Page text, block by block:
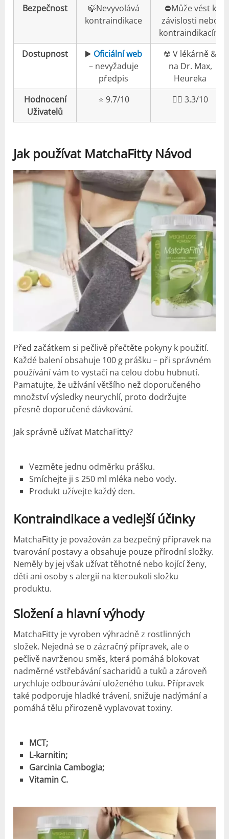
Bezpečnost
🍃Nevyvolává
kontraindikace
⛔️Může vést k
závislosti nebo
kontraindikacím
Dostupnost
▶️ Oficiální web
– nevyžaduje
předpis
☢️ V lékárně &
na Dr. Max,
Heureka
Hodnocení
Uživatelů
⭐️ 9.7/10 👎🏼 3.3/10
Jak používat MatchaFitty Návod
Před začátkem si pečlivě přečtěte pokyny k použití.
Každé balení obsahuje 100 g prášku – při správném
používání vám to vystačí na celou dobu hubnutí.
Pamatujte, že užívání většího než doporučeného
množství výsledky neurychlí, proto dodržujte
přesně doporučené dávkování.
Jak správně užívat MatchaFitty?
Vezměte jednu odměrku prášku.
Smíchejte ji s 250 ml mléka nebo vody.
Produkt užívejte každý den.
Kontraindikace a vedlejší účinky
MatchaFitty je považován za bezpečný přípravek na
tvarování postavy a obsahuje pouze přírodní složky.
Neměly by jej však užívat těhotné nebo kojící ženy,
děti ani osoby s alergií na kteroukoli složku
produktu.
Složení a hlavní výhody
MatchaFitty je vyroben výhradně z rostlinných
složek. Nejedná se o zázračný přípravek, ale o
pečlivě navrženou směs, která pomáhá blokovat
nadměrné vstřebávání sacharidů a tuků a zároveň
urychluje odbourávání uloženého tuku. Přípravek
také podporuje hladké trávení, snižuje nadýmání a
pomáhá tělu přirozeně vyplavovat toxiny.
MCT;
L-karnitin;
Garcinia Cambogia;
Vitamin C.